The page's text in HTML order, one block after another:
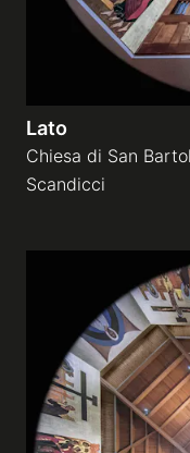
Lato
Chiesa di San
Scandicci